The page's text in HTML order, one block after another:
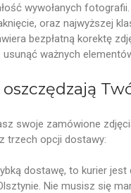
wywołanych
oraz najwyższej
bezpłatną korektę
ważnych
swoje zamówione
trzech opcji dostawy:
dostawę, to kurier
Nie musisz się